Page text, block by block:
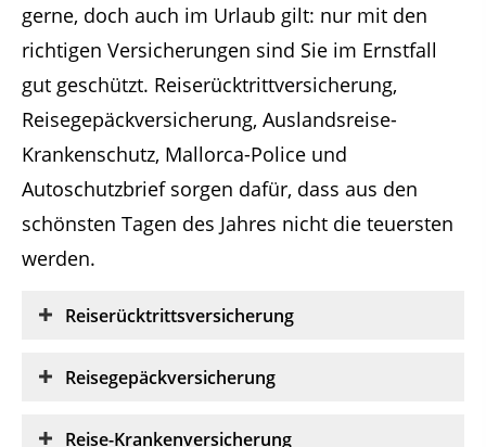
gerne, doch auch im Urlaub gilt: nur mit den
richtigen Versicherungen sind Sie im Ernstfall
gut geschützt. Reiserücktrittversicherung,
Reisegepäckversicherung, Auslandsreise-
Krankenschutz, Mallorca-Police und
Autoschutzbrief sorgen dafür, dass aus den
schönsten Tagen des Jahres nicht die teuersten
werden.
Reiserücktrittsversicherung
Reisegepäckversicherung
Reise-Krankenversicherung